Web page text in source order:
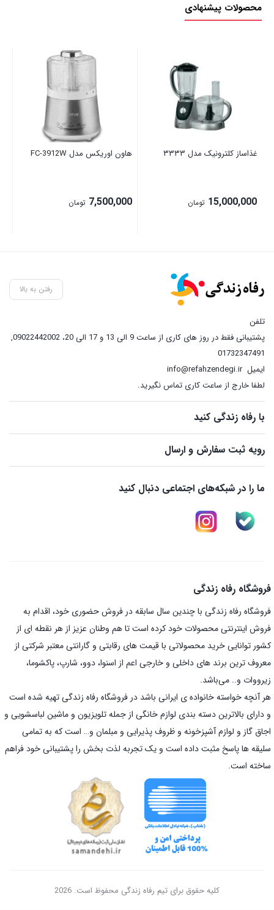
محصولات پیشنهادی
غذاساز کلترونیک مدل ۳۳۳۳
15,000,000 تومان
هاون اوریکس مدل FC-3912W
7,500,000 تومان
رفتن به بالا
تلفن
پشتیبانی فقط در روز های کاری از ساعت 9 الی 13 و 17 الی 20، 09022442002
,
01732347491
ایمیلinfo@refahzendegi.ir
لطفا خارج از ساعت کاری تماس نگیرید.
با رفاه زندگی کنید
رویه ثبت سفارش و ارسال
ما را در شبکه‌های اجتماعی دنبال کنید
فروشگاه رفاه زندگی
فروشگاه رفاه زندگی با چندین سال سابقه در فروش حضوری خود، اقدام به
فروش اینترنتی محصولات خود کرده است تا هم وطنان عزیز از هر نقطه ای از
کشور توانایی خرید محصولاتی با قیمت های رقابتی و گارانتی معتبر شرکتی از
معروف ترین برند های داخلی و خارجی اعم از اسنوا، دوو، شارپ، پاکشوما،
زیرووات و.. می‌باشد.
هر آنچه خواسته خانواده ی ایرانی باشد در فروشگاه رفاه زندگی تهیه شده است
و دارای بالاترین دسته بندی لوازم خانگی از جمله تلویزیون و ماشین لباسشویی و
اجاق گاز و لوازم آشپزخونه و ظروف پذیرایی و مبلمان و… است که به تمامی
سلیقه ها پاسخ مثبت داده است و یک تجربه لذت بخش را پشتیبانی خود فراهم
ساخته است.
کلیه حقوق برای تیم رفاه زندگی محفوظ است. 2026